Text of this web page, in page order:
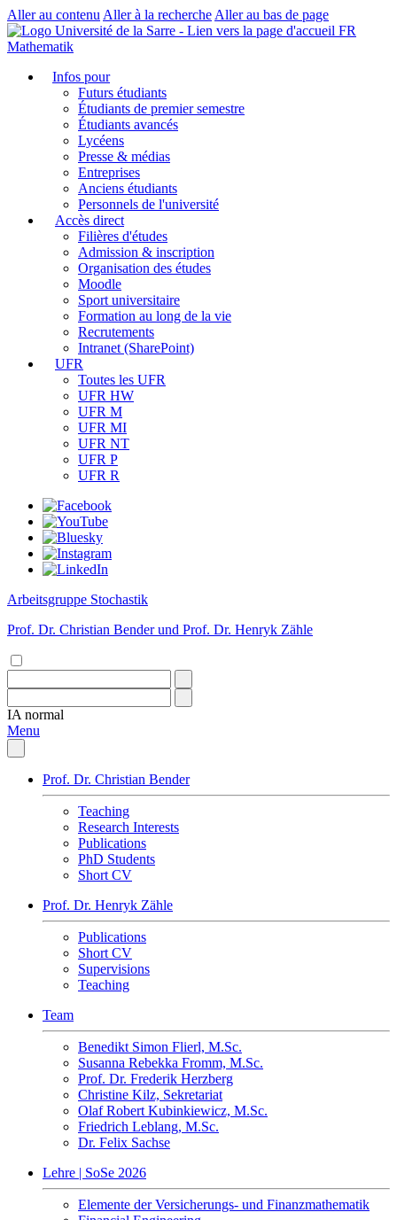
Aller au contenu Aller à la recherche Aller au bas de page
FR
Mathematik
Infos pour
Futurs étudiants
Étudiants de premier semestre
Étudiants avancés
Lycéens
Presse & médias
Entreprises
Anciens étudiants
Personnels de l'université
Accès direct
Filières d'études
Admission & inscription
Organisation des études
Moodle
Sport universitaire
Formation au long de la vie
Recrutements
Intranet (SharePoint)
UFR
Toutes les UFR
UFR HW
UFR M
UFR MI
UFR NT
UFR P
UFR R
Arbeitsgruppe Stochastik
Prof. Dr. Christian Bender und Prof. Dr. Henryk Zähle
IA normal
Menu
Prof. Dr. Christian Bender
Teaching
Research Interests
Publications
PhD Students
Short CV
Prof. Dr. Henryk Zähle
Publications
Short CV
Supervisions
Teaching
Team
Benedikt Simon Flierl, M.Sc.
Susanna Rebekka Fromm, M.Sc.
Prof. Dr. Frederik Herzberg
Christine Kilz, Sekretariat
Olaf Robert Kubinkiewicz, M.Sc.
Friedrich Leblang, M.Sc.
Dr. Felix Sachse
Lehre | SoSe 2026
Elemente der Versicherungs- und Finanzmathematik